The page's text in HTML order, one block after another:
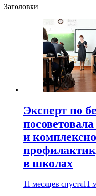
Заголовки
Эксперт по
и
в школах
11 месяцев спустя11